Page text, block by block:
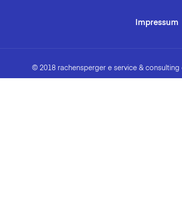
Impressum
© 2018 rachensperger e service & consulting